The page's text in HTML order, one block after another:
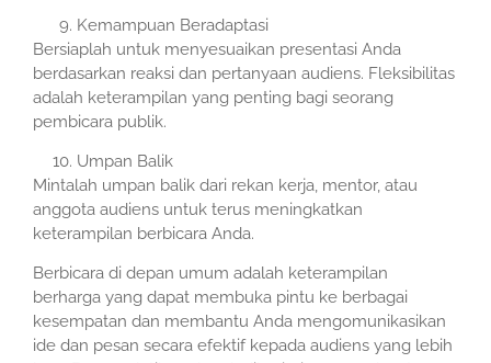
Kemampuan Beradaptasi
Bersiaplah untuk menyesuaikan presentasi Anda
berdasarkan reaksi dan pertanyaan audiens. Fleksibilitas
adalah keterampilan yang penting bagi seorang
pembicara publik.
Umpan Balik
Mintalah umpan balik dari rekan kerja, mentor, atau
anggota audiens untuk terus meningkatkan
keterampilan berbicara Anda.
Berbicara di depan umum adalah keterampilan
berharga yang dapat membuka pintu ke berbagai
kesempatan dan membantu Anda mengomunikasikan
ide dan pesan secara efektif kepada audiens yang lebih